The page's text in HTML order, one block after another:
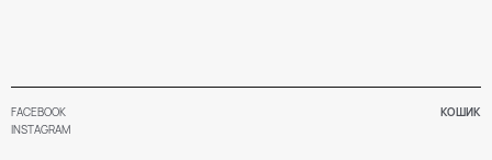
FACEBOOK КОШИК
INSTAGRAM